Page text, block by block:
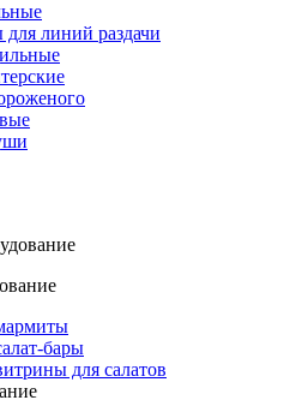
линий раздачи
бары
для салатов